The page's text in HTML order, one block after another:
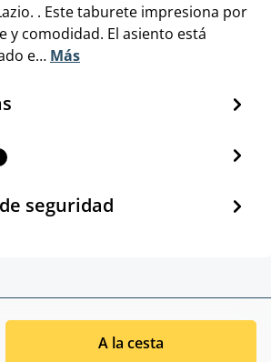
. Este taburete impresiona por
y comodidad. El asiento está
e… Más
seguridad
A la cesta